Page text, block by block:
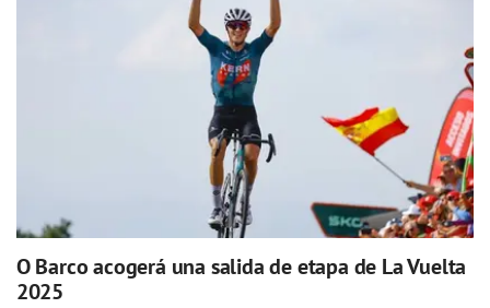
O Barco acogerá una salida de etapa de La Vuelta
2025